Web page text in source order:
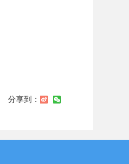
分享到：